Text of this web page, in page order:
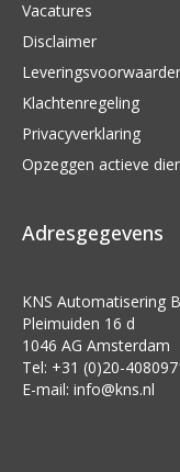
Vacatures
Disclaimer
Klachtenregeling
Privacyverklaring
Opzeggen actieve
Adresgegevens
KNS Automatisering
Pleimuiden 16 d
1046 AG Amsterdam
Tel: +31 (0)20-
E-mail: info@kns.nl